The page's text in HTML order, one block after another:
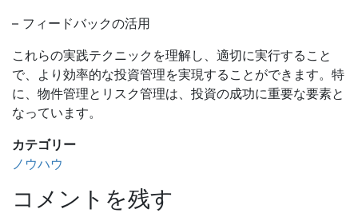
– フィードバックの活用
これらの実践テクニックを理解し、適切に実行すること
で、より効率的な投資管理を実現することができます。特
に、物件管理とリスク管理は、投資の成功に重要な要素と
なっています。
カテゴリー
ノウハウ
コメントを残す